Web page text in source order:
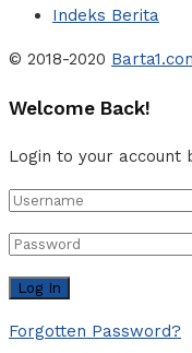
Indeks Berita
© 2018-2020
Welcome Back!
Login to your account
Forgotten Password?